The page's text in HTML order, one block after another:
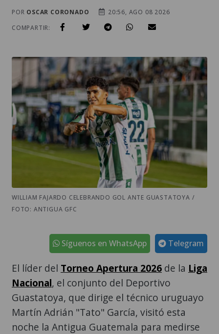
POR OSCAR CORONADO
20:56, AGO 08 2026
COMPARTIR:
WILLIAM FAJARDO CELEBRANDO GOL ANTE GUASTATOYA /
FOTO: ANTIGUA GFC
Telegram
Síguenos en WhatsApp
El líder del Torneo Apertura 2026 de la Liga
Nacional, el conjunto del Deportivo
Guastatoya, que dirige el técnico uruguayo
Martín Adrián "Tato" García, visitó esta
noche la Antigua Guatemala para medirse